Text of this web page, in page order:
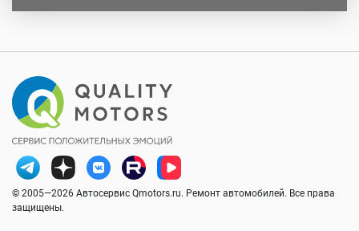
© 2005—2026 Автосервис Qmotors.ru. Ремонт автомобилей. Все права
защищены.